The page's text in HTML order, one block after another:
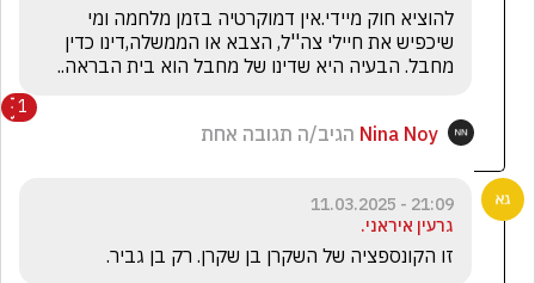
מחבל. הבעיה היא שדינו של מחבל הוא בית הבראה..
1
Nina Noy הגיב/ה תגובה אחת
21:09 - 11.03.2025
גרעין איראני.
זו הקונספציה של השקרן בן שקרן. רק בן גביר.